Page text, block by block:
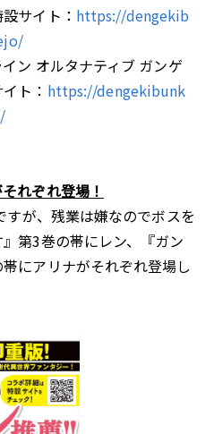
サイト： https://dengekib
ン オルタナティブ ガンゲ
ト： https://dengekibunk
れぞれ登場！
が、残業は嫌なのでボスを
第3巻の帯にレン、『ガン
にアリナがそれぞれ登場し